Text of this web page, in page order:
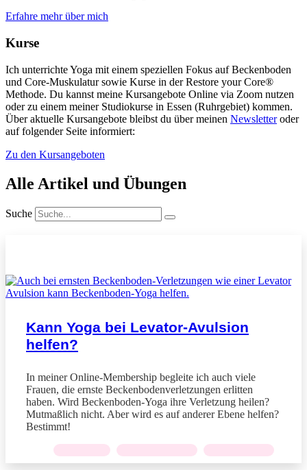
Erfahre mehr über mich
Kurse
Ich unterrichte Yoga mit einem speziellen Fokus auf Beckenboden
und Core-Muskulatur sowie Kurse in der Restore your Core®
Methode. Du kannst meine Kursangebote Online via Zoom nutzen
oder zu einem meiner Studiokurse in Essen (Ruhrgebiet) kommen.
Über aktuelle Kursangebote bleibst du über meinen Newsletteroder
auf folgender Seite informiert:
Zu den Kursangeboten
Alle Artikel und Übungen
Suche
Kann Yoga bei Levator-Avulsion
helfen?
In meiner Online-Membership begleite ich auch viele
Frauen, die ernste Beckenbodenverletzungen erlitten
haben. Wird Beckenboden-Yoga ihre Verletzung heilen?
Mutmaßlich nicht. Aber wird es auf anderer Ebene helfen?
Bestimmt!